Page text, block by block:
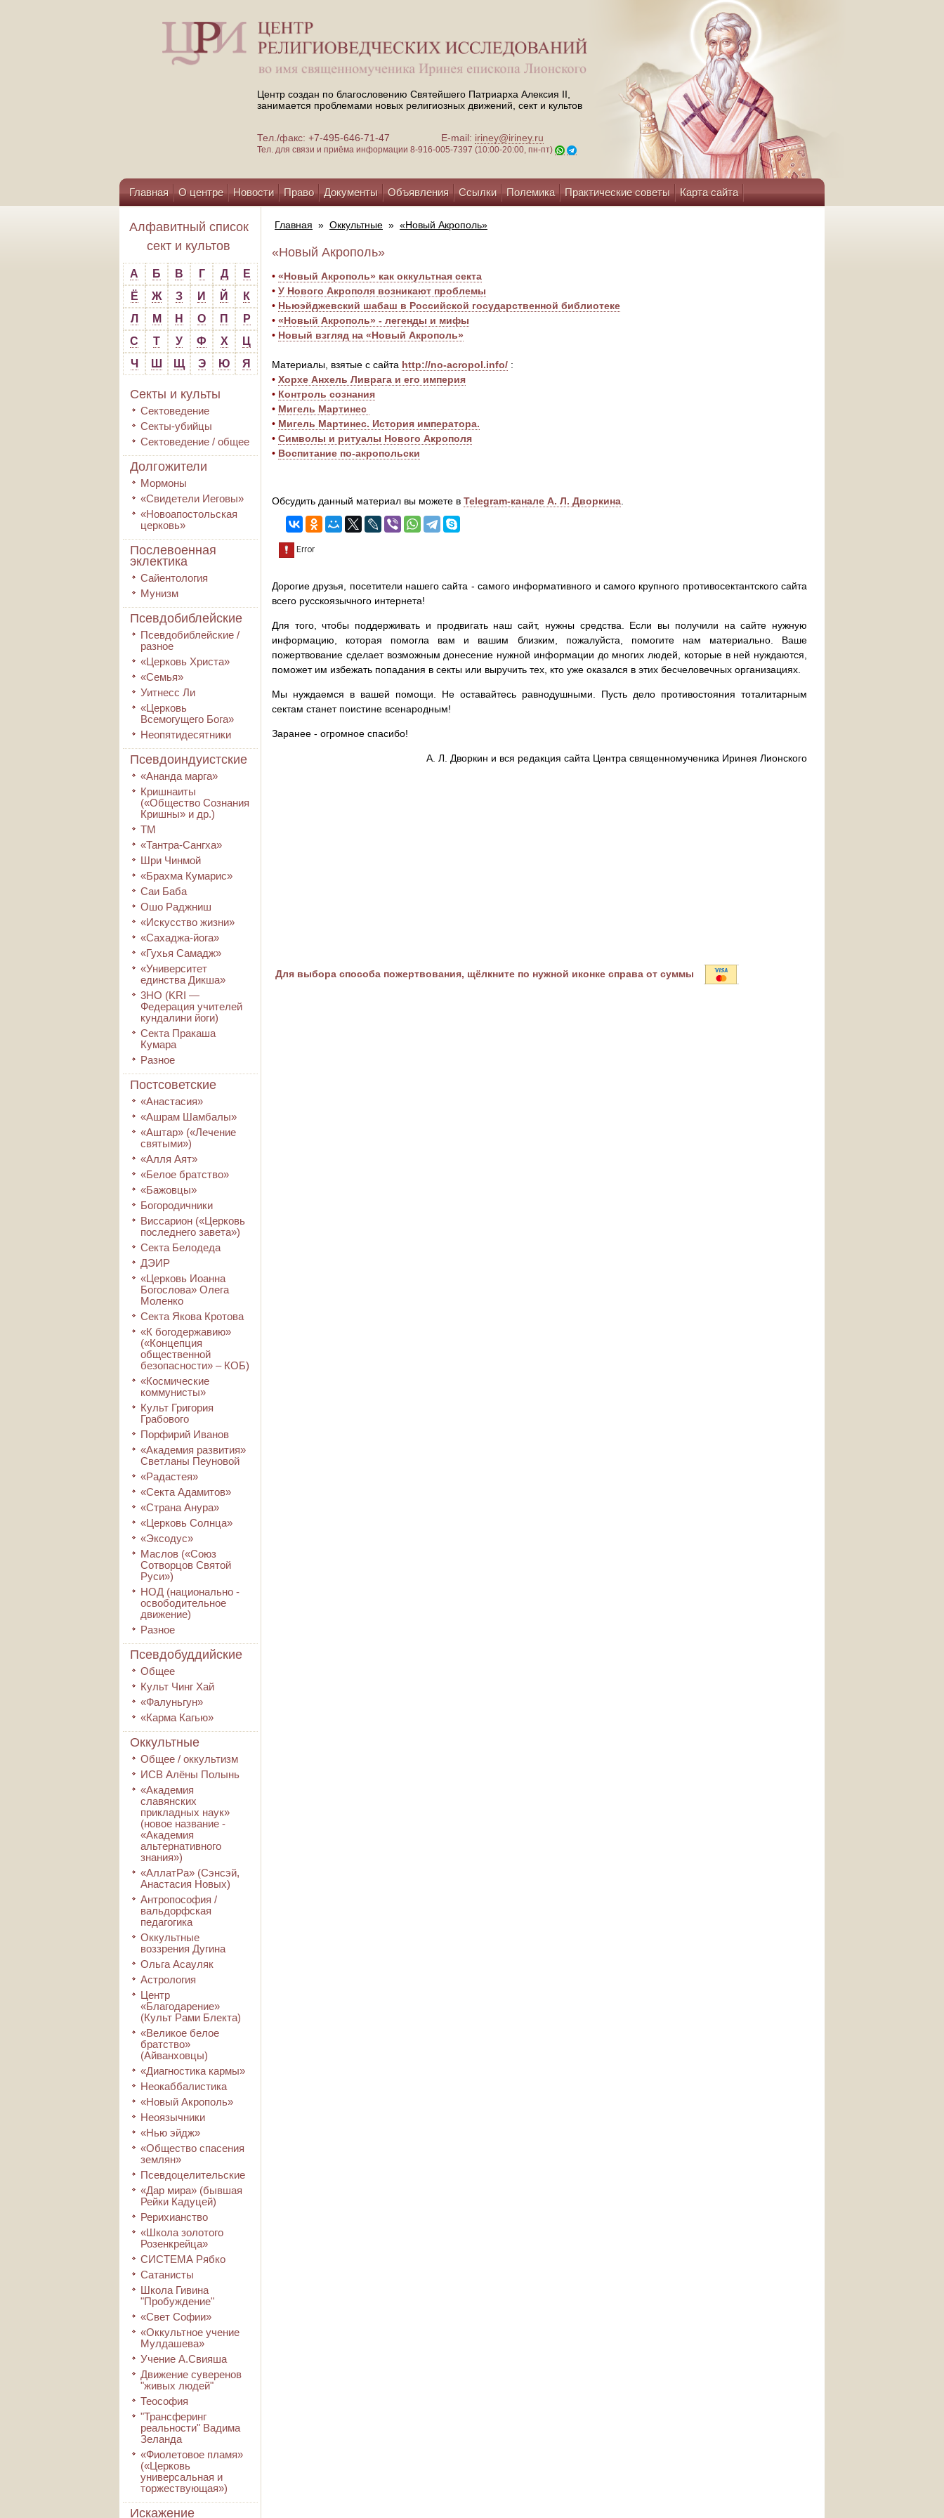
Центр создан по благословению Святейшего Патриарха Алексия II,
занимается проблемами новых религиозных движений, сект и культов
Тел./факс: +7-495-646-71-47 E-mail: iriney@iriney.ru
Тел. для связи и приёма информации 8-916-005-7397 (10:00-20:00, пн-пт)
Главная О центре Новости Право Документы Объявления Ссылки Полемика Практические советы Карта сайта
Помощь центру
Алфавитный список
сект и культов
А Б В Г Д
Е
Ё
Ж З И Й
К
Л
М Н О П
Р
С
Т У Ф Х
Ц
Ч
Ш Щ Э Ю Я
Секты и культы
Сектоведение
Секты-убийцы
Сектоведение / общее
Долгожители
Мормоны
«Свидетели Иеговы»
«Новоапостольская
церковь»
Послевоенная
эклектика
Сайентология
Мунизм
Псевдобиблейские
Псевдобиблейские /
разное
«Церковь Христа»
«Семья»
Уитнесс Ли
«Церковь
Всемогущего Бога»
Неопятидесятники
Псевдоиндуистские
«Ананда марга»
Кришнаиты
(«Общество Сознания
Кришны» и др.)
ТМ
«Тантра-Сангха»
Шри Чинмой
«Брахма Кумарис»
Саи Баба
Ошо Раджниш
«Искусство жизни»
«Сахаджа-йога»
«Гухья Самадж»
«Университет
единства Дикша»
3HO (KRI ―
Федерация учителей
кундалини йоги)
Секта Пракаша
Кумара
Разное
Постсоветские
«Анастасия»
«Ашрам Шамбалы»
«Аштар» («Лечение
святыми»)
«Алля Аят»
«Белое братство»
«Бажовцы»
Богородичники
Виссарион («Церковь
последнего завета»)
Секта Белодеда
ДЭИР
«Церковь Иоанна
Богослова» Олега
Моленко
Секта Якова Кротова
«К богодержавию»
(«Концепция
общественной
безопасности» – КОБ)
«Космические
коммунисты»
Культ Григория
Грабового
Порфирий Иванов
«Академия развития»
Светланы Пеуновой
«Радастея»
«Секта Адамитов»
«Страна Анура»
«Церковь Солнца»
«Эксодус»
Маслов («Союз
Сотворцов Святой
Руси»)
НОД (национально -
освободительное
движение)
Разное
Псевдобуддийские
Общее
Культ Чинг Хай
«Фалуньгун»
«Карма Кагью»
Оккультные
Общее / оккультизм
ИСВ Алёны Полынь
«Академия
славянских
прикладных наук»
(новое название -
«Академия
альтернативного
знания»)
«АллатРа» (Сэнсэй,
Анастасия Новых)
Антропософия /
вальдорфская
педагогика
Оккультные
воззрения Дугина
Ольга Асауляк
Астрология
Центр
«Благодарение»
(Культ Рами Блекта)
«Великое белое
братство»
(Айванховцы)
«Диагностика кармы»
Неокаббалистика
«Новый Акрополь»
Неоязычники
«Нью эйдж»
«Общество спасения
землян»
Псевдоцелительские
«Дар мира» (бывшая
Рейки Кадуцей)
Рерихианство
«Школа золотого
Розенкрейца»
СИСТЕМА Рябко
Сатанисты
Школа Гивина
"Пробуждение"
«Свет Софии»
«Оккультное учение
Мулдашева»
Учение А.Свияша
Движение суверенов
"живых людей"
Теософия
"Трансферинг
реальности" Вадима
Зеланда
«Фиолетовое пламя»
(«Церковь
универсальная и
торжествующая»)
Искажение
Главная » Оккультные » «Новый Акрополь»
«Новый Акрополь»
• «Новый Акрополь» как оккультная секта
• У Нового Акрополя возникают проблемы
• Ньюэйджевский шабаш в Российской государственной библиотеке
• «Новый Акрополь» - легенды и мифы
• Новый взгляд на «Новый Акрополь»
Материалы, взятые с сайта http://no-acropol.info/ :
• Хорхе Анхель Ливрага и его империя
• Контроль сознания
• Мигель Мартинес
• Мигель Мартинес. История императора.
• Символы и ритуалы Нового Акрополя
• Воспитание по-акропольски
Обсудить данный материал вы можете в Telegram-канале А. Л. Дворкина
Дорогие друзья, посетители нашего сайта - самого информативного и самого крупного противосектантского сайта
всего русскоязычного интернета!
Для того, чтобы поддерживать и продвигать наш сайт, нужны средства. Если вы получили на сайте нужную
информацию, которая помогла вам и вашим близким, пожалуйста, помогите нам материально. Ваше
пожертвование сделает возможным донесение нужной информации до многих людей, которые в ней нуждаются,
поможет им избежать попадания в секты или выручить тех, кто уже оказался в этих бесчеловечных организациях.
Мы нуждаемся в вашей помощи. Не оставайтесь равнодушными. Пусть дело противостояния тоталитарным
сектам станет поистине всенародным!
Заранее - огромное спасибо!
А. Л. Дворкин и вся редакция сайта Центра священномученика Иринея Лионского
Для выбора способа пожертвования, щёлкните по нужной иконке справа от суммы